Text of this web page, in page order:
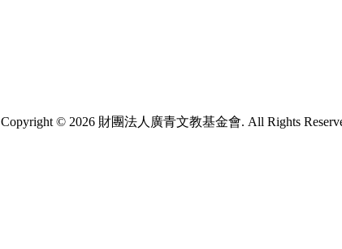
Copyright © 2026 財團法人廣青文教基金會. All Rights